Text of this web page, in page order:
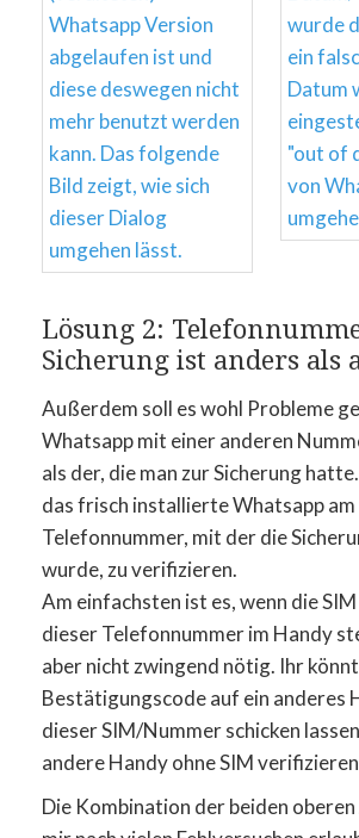
Lösung 2:
Sicherung ist anders als
Außerdem soll es wohl Probleme
Whatsapp mit einer anderen
als der, die man zur Sicherung
das frisch installierte Whatsapp
Telefonnummer, mit der die
wurde, zu verifizieren.
Am einfachsten ist es, wenn die
dieser Telefonnummer im Handy
aber nicht zwingend nötig. Ihr
Bestätigungscode auf ein anderes
dieser SIM/Nummer schicken
andere Handy ohne SIM
Die Kombination der beiden